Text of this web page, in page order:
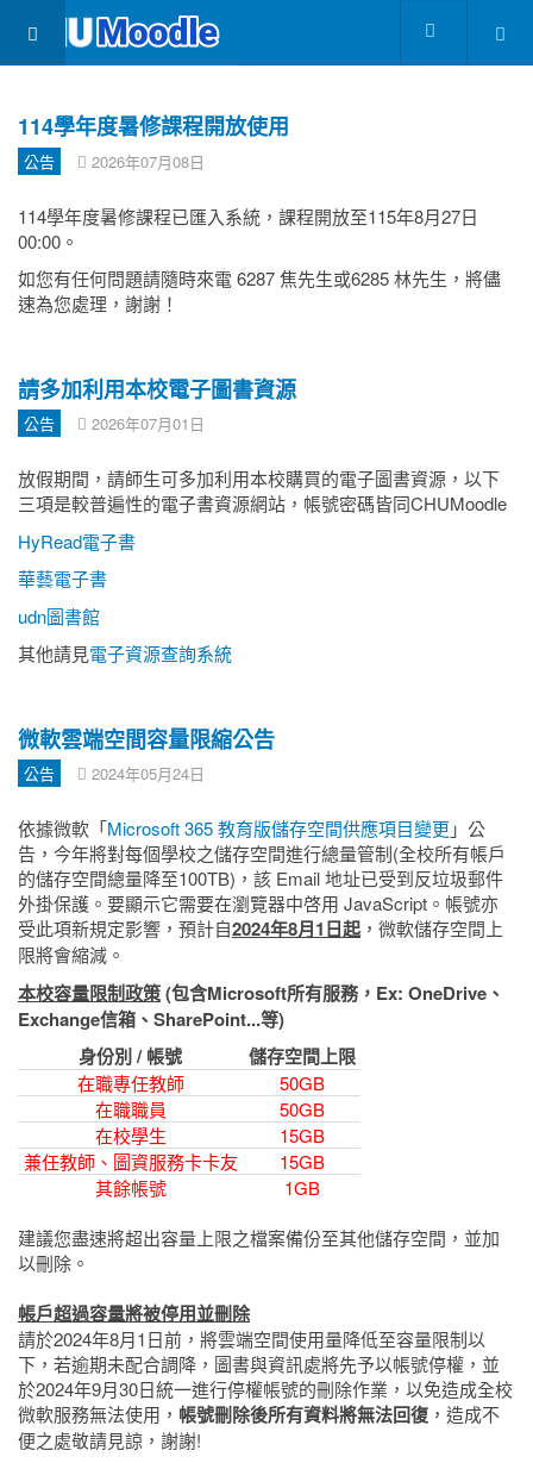
114學年度暑修課程開放使用
公告 2026年07月08日
114學年度暑修課程已匯入系統，課程開放至115年8月27日
00:00。
如您有任何問題請隨時來電 6287 焦先生或6285 林先生，將儘
速為您處理，謝謝！
請多加利用本校電子圖書資源
公告 2026年07月01日
放假期間，請師生可多加利用本校購買的電子圖書資源，以下
三項是較普遍性的電子書資源網站，帳號密碼皆同CHUMoodle
HyRead電子書
華藝電子書
udn圖書館
其他請見電子資源查詢系統
微軟雲端空間容量限縮公告
公告 2024年05月24日
依據微軟「Microsoft 365 教育版儲存空間供應項目變更 」公
告， 今年將對每個學校之儲存空間進行總量管制(全校所有帳戶
的儲存空間總量降至100TB)， 該 Email 地址已受到反垃圾郵件
外掛保護。要顯示它需要在瀏覽器中啓用 JavaScript。 帳號亦
受此項新規定影響，預計自2024年8月1日起 ，微軟儲存空間上
限將會縮減。
本校容量限制政策(包含Microsoft所有服務，Ex: OneDrive、
Exchange信箱、SharePoint...等)
身份別 / 帳號
儲存空間上限
在職專任教師
50GB
在職職員
50GB
在校學生
15GB
兼任教師、圖資服務卡卡友
15GB
其餘帳號
1GB
建議您盡速將超出容量上限之檔案備份至其他儲存空間，並加
以刪除。
帳戶超過容量將被停用並刪除
請於2024年8月1日前，將雲端空間使用量降低至容量限制以
下，若逾期未配合調降，圖書與資訊處將先予以帳號停權，並
於2024年9月30日統一進行停權帳號的刪除作業，以免造成全校
微軟服務無法使用， 帳號刪除後所有資料將無法回復 ，造成不
便之處敬請見諒，謝謝!